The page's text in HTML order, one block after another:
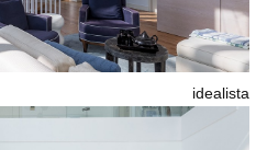
idealista